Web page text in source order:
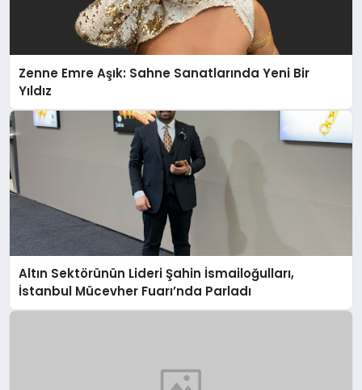
Zenne Emre Aşık: Sahne Sanatlarında Yeni Bir
Yıldız
Altın Sektörünün Lideri Şahin İsmailoğulları,
İstanbul Mücevher Fuarı’nda Parladı ￼